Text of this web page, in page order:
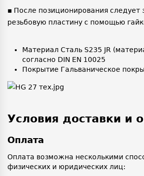
▪ После позиционирования следует
резьбовую пластину с помощью
Материал Сталь S235 JR
согласно DIN EN 10025
Покрытие Гальваническое
Условия доставки и
Оплата
Оплата возможна несколькими
физических и юридических лиц: